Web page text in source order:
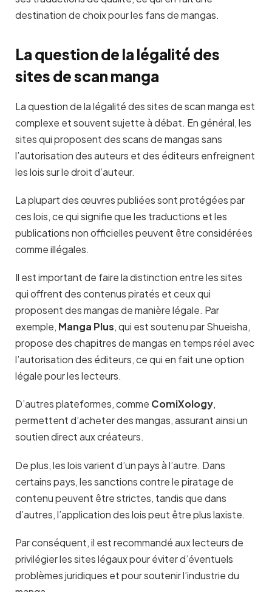
destination de choix pour les fans de mangas.
La question de la légalité des
sites de scan manga
La question de la légalité des sites de scan manga est
complexe et souvent sujette à débat. En général, les
sites qui proposent des scans de mangas sans
l’autorisation des auteurs et des éditeurs enfreignent
les lois sur le droit d’auteur.
La plupart des œuvres publiées sont protégées par
ces lois, ce qui signifie que les traductions et les
publications non officielles peuvent être considérées
comme illégales.
Il est important de faire la distinction entre les sites
qui offrent des contenus piratés et ceux qui
proposent des mangas de manière légale. Par
exemple, Manga Plus, qui est soutenu par Shueisha,
propose des chapitres de mangas en temps réel avec
l’autorisation des éditeurs, ce qui en fait une option
légale pour les lecteurs.
D’autres plateformes, comme ComiXology,
permettent d’acheter des mangas, assurant ainsi un
soutien direct aux créateurs​.
De plus, les lois varient d’un pays à l’autre. Dans
certains pays, les sanctions contre le piratage de
contenu peuvent être strictes, tandis que dans
d’autres, l’application des lois peut être plus laxiste.
Par conséquent, il est recommandé aux lecteurs de
privilégier les sites légaux pour éviter d’éventuels
problèmes juridiques et pour soutenir l’industrie du